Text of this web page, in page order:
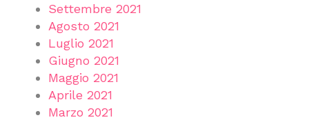
Settembre 2021
Agosto 2021
Luglio 2021
Giugno 2021
Maggio 2021
Aprile 2021
Marzo 2021